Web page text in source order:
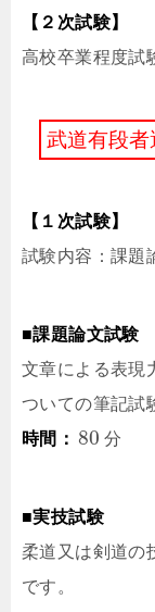
【２次試験】
高校卒業程度試
武道有段者
【１次試験】
試験内容：課題
■課題論文試験
文章による表現
ついての筆記試
時間： 80 分
■実技試験
柔道又は剣道の
です。